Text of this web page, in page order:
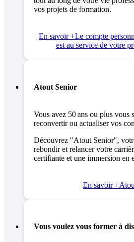
vos projets de formation.
En savoir +Le compte
est au service de votre
Atout Senior
Vous avez 50 ans ou plus vous
reconvertir ou actualiser vos
Découvrez "Atout Senior",
rebondir et relancer votre
certifiante et une immersion en
En savoir +
Vous voulez vous former à